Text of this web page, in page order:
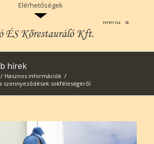
Menu≡
hírek
/ Hasznos információk /
szennyeződések sokféleségéről
Elérhetőségek